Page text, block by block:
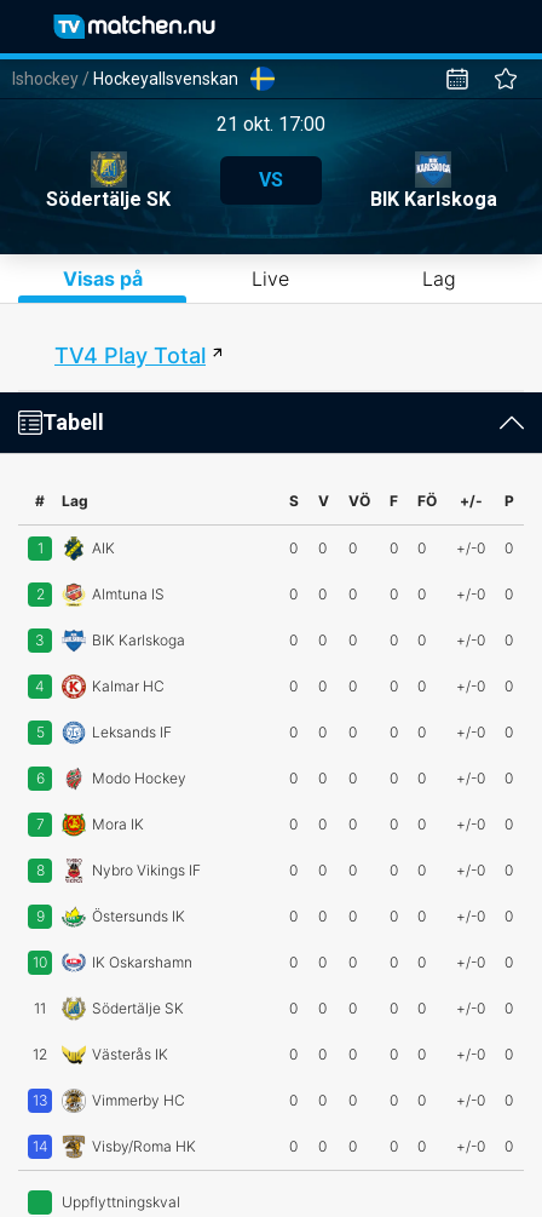
Ishockey / Hockeyallsvenskan
21 okt. 17:00
Södertälje SK
VS
BIK Karlskoga
Visas på Live Lag
TV4 Play Total
Tabell
# Lag S V VÖ F FÖ +/- P
1 AIK 0 0 0 0 0 +/-0 0
2 Almtuna IS 0 0 0 0 0 +/-0 0
3 BIK Karlskoga 0 0 0 0 0 +/-0 0
4 Kalmar HC 0 0 0 0 0 +/-0 0
5 Leksands IF 0 0 0 0 0 +/-0 0
6 Modo Hockey 0 0 0 0 0 +/-0 0
7 Mora IK 0 0 0 0 0 +/-0 0
8 Nybro Vikings IF 0 0 0 0 0 +/-0 0
9 Östersunds IK 0 0 0 0 0 +/-0 0
10 IK Oskarshamn 0 0 0 0 0 +/-0 0
11 Södertälje SK 0 0 0 0 0 +/-0 0
12 Västerås IK 0 0 0 0 0 +/-0 0
13 Vimmerby HC 0 0 0 0 0 +/-0 0
14 Visby/Roma HK 0 0 0 0 0 +/-0 0
Uppflyttningskval